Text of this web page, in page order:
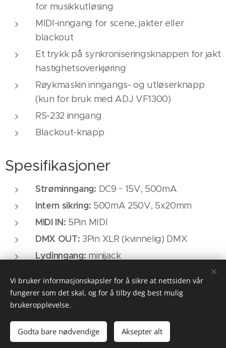
for musikkutløsing
MIDI-inngang for scene, jakter eller
blackout
Et trykk på synkroniseringsknappen for jakt
hastighetsoverkjøring
Røykmaskin inngangs- og utløserknapp
(kun for bruk med ADJ VF1300)
RS-232 inngang
Blackout-knapp
Spesifikasjoner
Strøminngang: DC9 ~ 15V, 500mA
Intern sikring: 500mA 250V, 5x20mm
MIDI IN: 5Pin MIDI
DMX OUT: 3Pin XLR (kvinnelig) DMX
Lydinngang:minijack
© 2025 Hagan Media LLB AS
Drevet avWebnode Informasjonskapsler
Vi bruker informasjonskapsler for å sikre at nettsiden vår
fungerer som det skal, og for å tilby deg best mulig
brukeropplevelse.
Godta bare nødvendige Aksepter alt